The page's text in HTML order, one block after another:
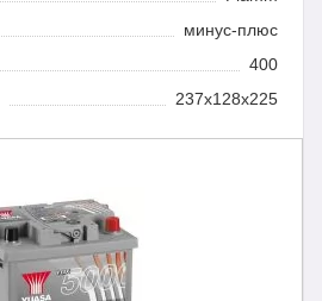
минус-плюс
400
237x128x225